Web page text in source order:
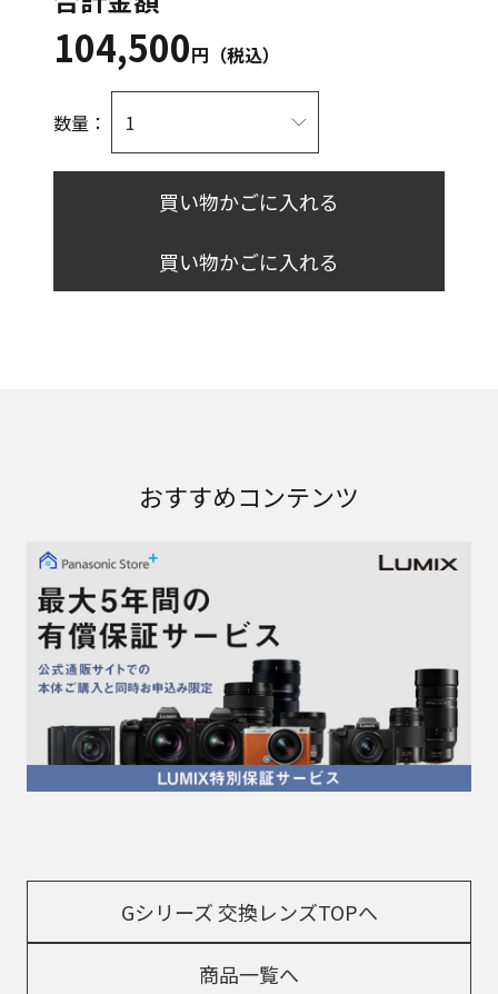
104,500円（税込）
数量：
買い物かごに入れる
買い物かごに入れる
おすすめコンテンツ
Gシリーズ 交換レンズTOPへ
商品一覧へ